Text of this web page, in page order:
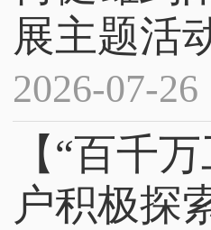
展主题活
2026-07-26
【“百千
户积极探